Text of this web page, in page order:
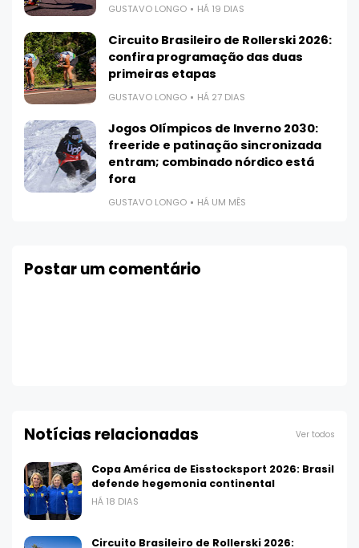
GUSTAVO LONGO HÁ 19 DIAS
Circuito Brasileiro de Rollerski 2026:
confira programação das duas
primeiras etapas
GUSTAVO LONGO HÁ 27 DIAS
Jogos Olímpicos de Inverno 2030:
freeride e patinação sincronizada
entram; combinado nórdico está
fora
GUSTAVO LONGO HÁ UM MÊS
Postar um comentário
Notícias relacionadas Ver todos
Copa América de Eisstocksport 2026: Brasil
defende hegemonia continental
HÁ 18 DIAS
Circuito Brasileiro de Rollerski 2026: